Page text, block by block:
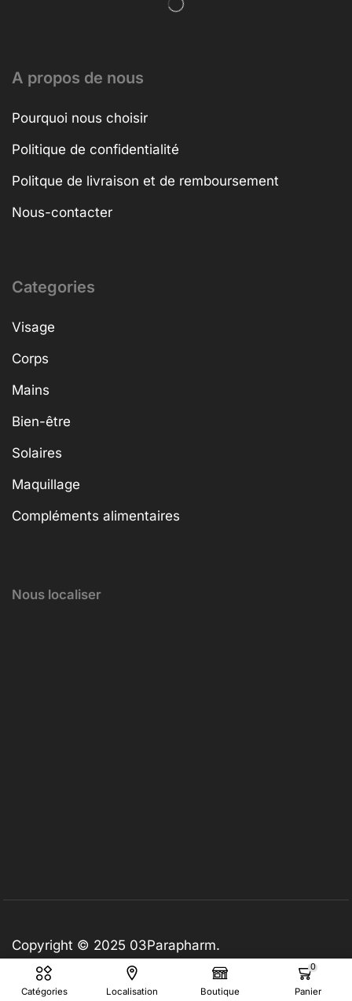
Catégories Localisation Boutique
0
Panier
A propos de nous
Pourquoi nous choisir
Politique de confidentialité
Politque de livraison et de remboursement
Nous-contacter
Categories
Visage
Corps
Mains
Bien-être
Solaires
Maquillage
Compléments alimentaires
Nous localiser
Copyright © 2025 03Parapharm.